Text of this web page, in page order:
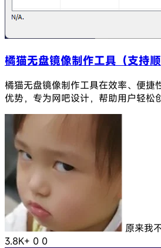
橘猫无盘镜像制作工具（支持顺
橘猫无盘镜像制作工具在效率、便捷
优势，专为网吧设计，帮助用户轻松
原来我
3.8K+ 0 0